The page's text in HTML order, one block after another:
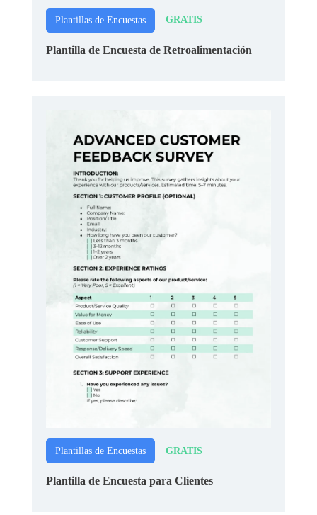
Plantillas de Encuestas GRATIS
Plantilla de Encuesta de Retroalimentación
Plantillas de Encuestas GRATIS
Plantilla de Encuesta para Clientes